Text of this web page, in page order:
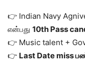
👉 Indian Navy
என்பது 10th Pass
👉 Music talent +
👉 Last Date miss